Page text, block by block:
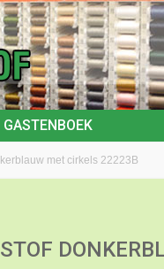
GASTENBOEK
met cirkels 22223B